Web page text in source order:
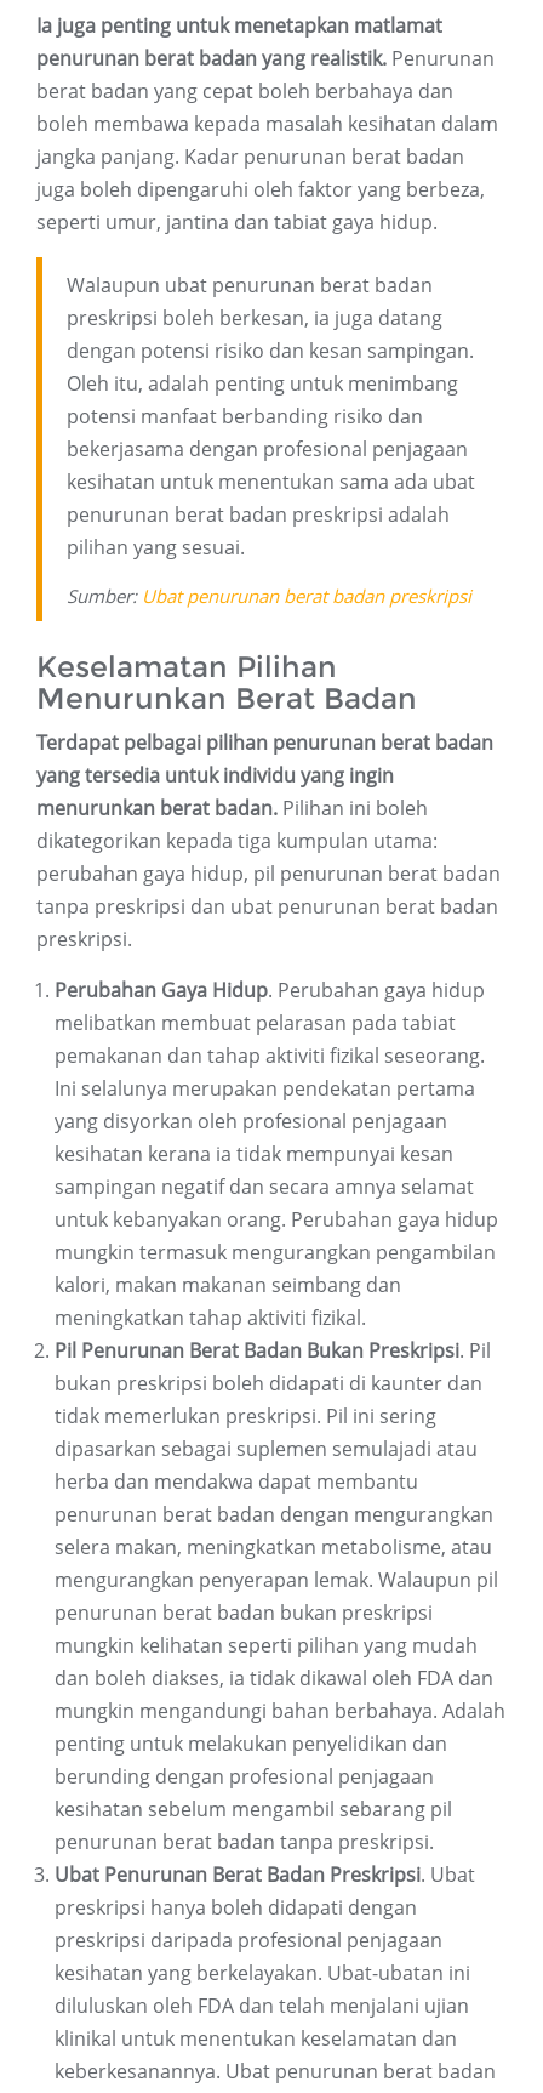
Ia juga penting untuk menetapkan matlamat
penurunan berat badan yang realistik. Penurunan
berat badan yang cepat boleh berbahaya dan
boleh membawa kepada masalah kesihatan dalam
jangka panjang. Kadar penurunan berat badan
juga boleh dipengaruhi oleh faktor yang berbeza,
seperti umur, jantina dan tabiat gaya hidup.
Walaupun ubat penurunan berat badan
preskripsi boleh berkesan, ia juga datang
dengan potensi risiko dan kesan sampingan.
Oleh itu, adalah penting untuk menimbang
potensi manfaat berbanding risiko dan
bekerjasama dengan profesional penjagaan
kesihatan untuk menentukan sama ada ubat
penurunan berat badan preskripsi adalah
pilihan yang sesuai.
Sumber: Ubat penurunan berat badan preskripsi
Keselamatan Pilihan
Menurunkan Berat Badan
Terdapat pelbagai pilihan penurunan berat badan
yang tersedia untuk individu yang ingin
menurunkan berat badan. Pilihan ini boleh
dikategorikan kepada tiga kumpulan utama:
perubahan gaya hidup, pil penurunan berat badan
tanpa preskripsi dan ubat penurunan berat badan
preskripsi.
Perubahan Gaya Hidup. Perubahan gaya hidup
melibatkan membuat pelarasan pada tabiat
pemakanan dan tahap aktiviti fizikal seseorang.
Ini selalunya merupakan pendekatan pertama
yang disyorkan oleh profesional penjagaan
kesihatan kerana ia tidak mempunyai kesan
sampingan negatif dan secara amnya selamat
untuk kebanyakan orang. Perubahan gaya hidup
mungkin termasuk mengurangkan pengambilan
kalori, makan makanan seimbang dan
meningkatkan tahap aktiviti fizikal.
Pil Penurunan Berat Badan Bukan Preskripsi. Pil
bukan preskripsi boleh didapati di kaunter dan
tidak memerlukan preskripsi. Pil ini sering
dipasarkan sebagai suplemen semulajadi atau
herba dan mendakwa dapat membantu
penurunan berat badan dengan mengurangkan
selera makan, meningkatkan metabolisme, atau
mengurangkan penyerapan lemak. Walaupun pil
penurunan berat badan bukan preskripsi
mungkin kelihatan seperti pilihan yang mudah
dan boleh diakses, ia tidak dikawal oleh FDA dan
mungkin mengandungi bahan berbahaya. Adalah
penting untuk melakukan penyelidikan dan
berunding dengan profesional penjagaan
kesihatan sebelum mengambil sebarang pil
penurunan berat badan tanpa preskripsi.
Ubat Penurunan Berat Badan Preskripsi. Ubat
preskripsi hanya boleh didapati dengan
preskripsi daripada profesional penjagaan
kesihatan yang berkelayakan. Ubat-ubatan ini
diluluskan oleh FDA dan telah menjalani ujian
klinikal untuk menentukan keselamatan dan
keberkesanannya. Ubat penurunan berat badan